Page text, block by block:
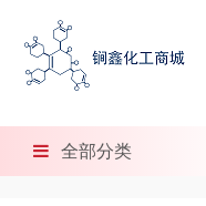
全部分类